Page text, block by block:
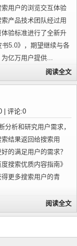
用户的浏览交互体验
产品技术团队经过用
验标准进行了全新升
5.0》，期望继续与各
亿万用户提供...
阅读全文
| 评论:0
析和研究用户需求，
结果返回给搜索用
的满足用户的需求？
搜索优质内容指南》
更多搜索用户的青
阅读全文